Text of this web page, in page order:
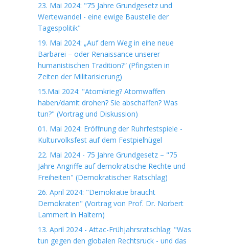
23. Mai 2024: "75 Jahre Grundgesetz und
Wertewandel - eine ewige Baustelle der
Tagespolitik"
19. Mai 2024: „Auf dem Weg in eine neue
Barbarei – oder Renaissance unserer
humanistischen Tradition?“ (Pfingsten in
Zeiten der Militarisierung)
15.Mai 2024: "Atomkrieg? Atomwaffen
haben/damit drohen? Sie abschaffen? Was
tun?" (Vortrag und Diskussion)
01. Mai 2024: Eröffnung der Ruhrfestspiele -
Kulturvolksfest auf dem Festpielhügel
22. Mai 2024 - 75 Jahre Grundgesetz – "75
Jahre Angriffe auf demokratische Rechte und
Freiheiten" (Demokratischer Ratschlag)
26. April 2024: "Demokratie braucht
Demokraten" (Vortrag von Prof. Dr. Norbert
Lammert in Haltern)
13. April 2024 - Attac-Frühjahrsratschlag: "Was
tun gegen den globalen Rechtsruck - und das